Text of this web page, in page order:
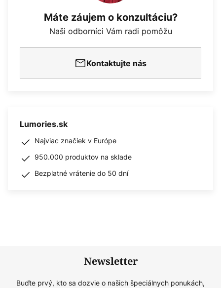
Máte záujem o konzultáciu?
Naši odborníci Vám radi pomôžu
Kontaktujte nás
Lumories.sk
Najviac značiek v Európe
950.000 produktov na sklade
Bezplatné vrátenie do 50 dní
Newsletter
Buďte prvý, kto sa dozvie o našich špeciálnych ponukách,